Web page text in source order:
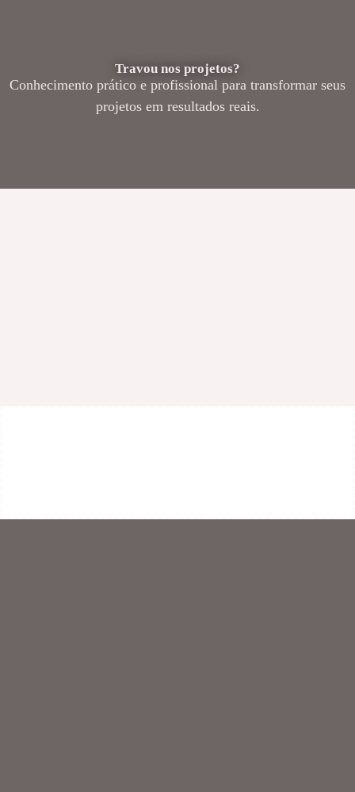
Travou nos projetos?
Conhecimento prático e profissional para transformar seus
projetos em resultados reais.